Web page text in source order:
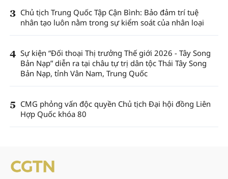
3 Chủ tịch Trung Quốc Tập Cận Bình: Bảo đảm trí tuệ
nhân tạo luôn nằm trong sự kiểm soát của nhân loại
4 Sự kiện “Đối thoại Thị trưởng Thế giới 2026 - Tây Song
Bản Nạp” diễn ra tại châu tự trị dân tộc Thái Tây Song
Bản Nạp, tỉnh Vân Nam, Trung Quốc
5 CMG phỏng vấn độc quyền Chủ tịch Đại hội đồng Liên
Hợp Quốc khóa 80